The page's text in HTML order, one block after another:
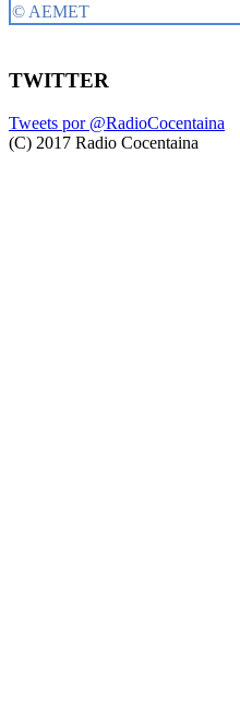
TWITTER
Tweets por @RadioCocentaina
(C) 2017 Radio Cocentaina